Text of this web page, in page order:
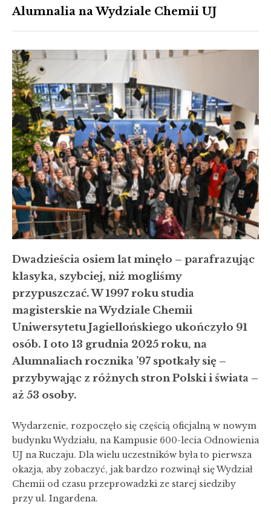
Alumnalia na Wydziale Chemii UJ
Dwadzieścia osiem lat minęło – parafrazując
klasyka, szybciej, niż mogliśmy
przypuszczać. W 1997 roku studia
magisterskie na Wydziale Chemii
Uniwersytetu Jagiellońskiego ukończyło 91
osób. I oto 13 grudnia 2025 roku, na
Alumnaliach rocznika ’97 spotkały się –
przybywając z różnych stron Polski i świata –
aż 53 osoby.
Wydarzenie, rozpoczęło się częścią oficjalną w nowym
budynku Wydziału, na Kampusie 600-lecia Odnowienia
UJ na Ruczaju. Dla wielu uczestników była to pierwsza
okazja, aby zobaczyć, jak bardzo rozwinął się Wydział
Chemii od czasu przeprowadzki ze starej siedziby
przy ul. Ingardena.